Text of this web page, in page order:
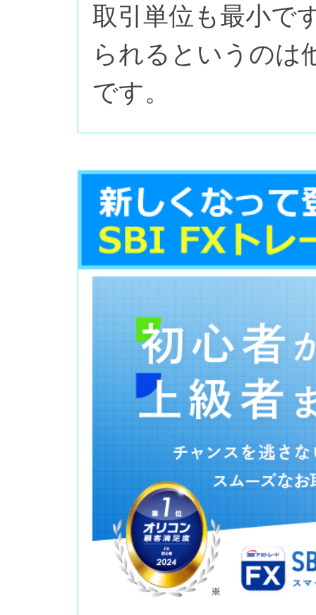
取引単位も最小で
られるというのは
です。